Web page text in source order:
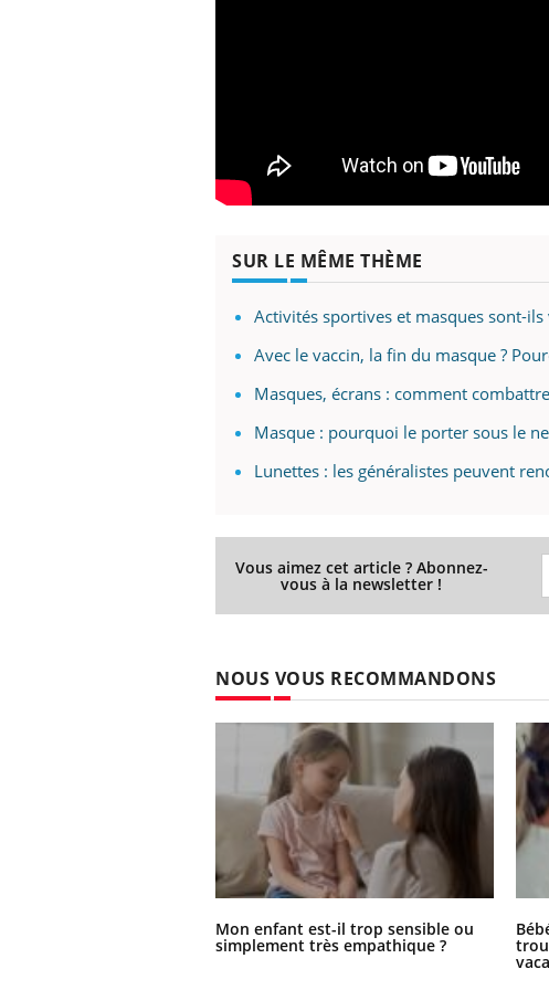
SUR LE MÊME THÈME
Activités sportives et masques sont-
Avec le vaccin, la fin du masque ?
Masques, écrans : comment
Masque : pourquoi le porter sous le
Lunettes : les généralistes peuvent
Vous aimez cet article ? Abonnez-
vous à la newsletter !
NOUS VOUS RECOMMANDONS
Mon enfant est-il trop sensible ou
simplement très empathique ?